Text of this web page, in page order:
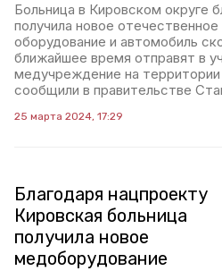
Больница в Кировском округе
получила новое
оборудование и автомобиль
ближайшее время отправят в
медучреждение на
сообщили в правительстве
25 марта 2024, 17:29
Благодаря нацпроекту
Кировская больница
получила новое
медоборудование